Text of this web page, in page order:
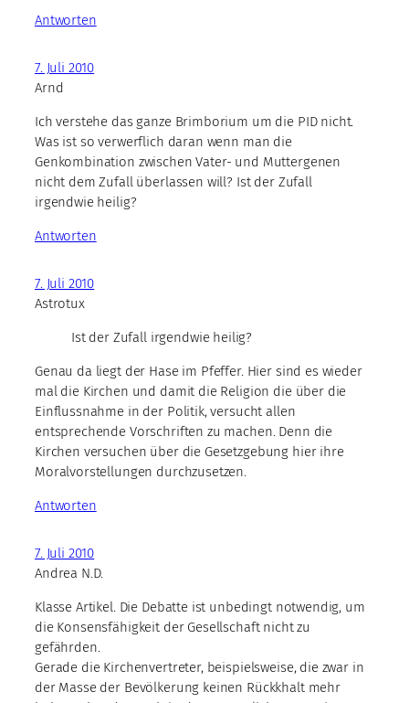
Antworten
7. Juli 2010
Arnd
Ich verstehe das ganze Brimborium um die PID nicht.
Was ist so verwerflich daran wenn man die
Genkombination zwischen Vater- und Muttergenen
nicht dem Zufall überlassen will? Ist der Zufall
irgendwie heilig?
Antworten
7. Juli 2010
Astrotux
Ist der Zufall irgendwie heilig?
Genau da liegt der Hase im Pfeffer. Hier sind es wieder
mal die Kirchen und damit die Religion die über die
Einflussnahme in der Politik, versucht allen
entsprechende Vorschriften zu machen. Denn die
Kirchen versuchen über die Gesetzgebung hier ihre
Moralvorstellungen durchzusetzen.
Antworten
7. Juli 2010
Andrea N.D.
Klasse Artikel. Die Debatte ist unbedingt notwendig, um
die Konsensfähigkeit der Gesellschaft nicht zu
gefährden.
Gerade die Kirchenvertreter, beispielsweise, die zwar in
der Masse der Bevölkerung keinen Rückkhalt mehr